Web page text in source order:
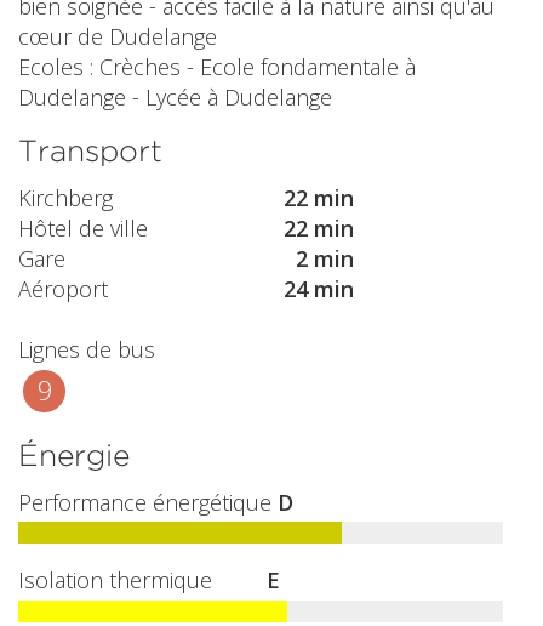
bien soignée - accès facile à la nature ainsi qu'au
cœur de Dudelange
Ecoles : Crèches - Ecole fondamentale à
Dudelange - Lycée à Dudelange
Transport
Kirchberg
22 min
Hôtel de ville
22 min
Gare
2 min
Aéroport
24 min
Lignes de bus
9
Énergie
Performance énergétique D
Isolation thermique E